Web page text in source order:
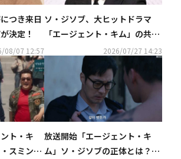
つき来日
決定！
08/07 12:57
ソ・ジソブ、大ヒットドラマ
「エージェント・キム」の共演
者＆スタッフに金をプレゼン
2026/07/27 14:23
ト・キ
スミン父
放送開始「エージェント・キ
ム 」ソ・ジソブの正体とは？衝